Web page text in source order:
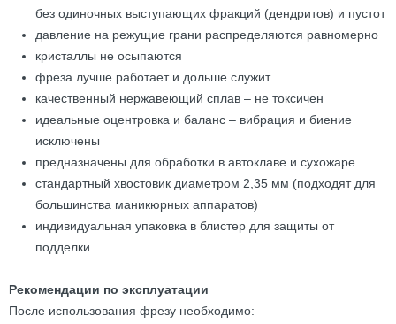
без одиночных выступающих фракций (дендритов) и пустот
давление на режущие грани распределяются равномерно
кристаллы не осыпаются
фреза лучше работает и дольше служит
качественный нержавеющий сплав – не токсичен
идеальные оцентровка и баланс – вибрация и биение
исключены
предназначены для обработки в автоклаве и сухожаре
стандартный хвостовик диаметром 2,35 мм (подходят для
большинства маникюрных аппаратов)
индивидуальная упаковка в блистер для защиты от
подделки
Рекомендации по эксплуатации
После использования фрезу необходимо: